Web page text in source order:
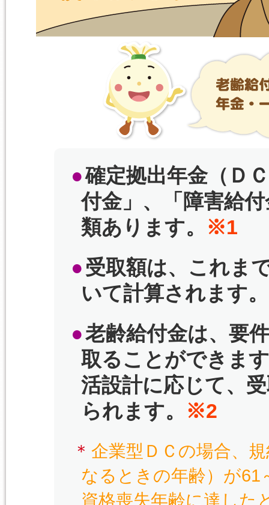
確定拠出年金（Ｄ
付金」、「障害給
類あります。
※1
受取額は、これま
いて計算されます。
老齢給付金は、要
取ることができま
活設計に応じて、
られます。
※2
企業型ＤＣの場合、
なるときの年齢）が
資格喪失年齢に達した